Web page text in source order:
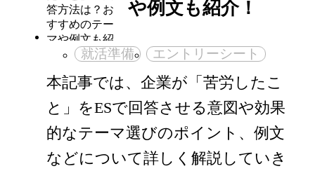
や例文も紹介！
就活準備 エントリーシート
本記事では、企業が「苦労したこ
と」をESで回答させる意図や効果
的なテーマ選びのポイント、例文
などについて詳しく解説していき